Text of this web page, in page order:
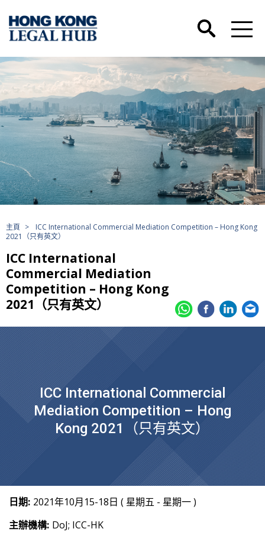
主頁 >
ICC International Commercial Mediation Competition – Hong Kong
2021（只有英文）
ICC International
Commercial Mediation
Competition – Hong Kong
2021（只有英文）
ICC International Commercial
Mediation Competition – Hong
Kong 2021（只有英文）
日期: 2021年10月15-18日 ( 星期五 - 星期一 )
主辦機構: DoJ; ICC-HK